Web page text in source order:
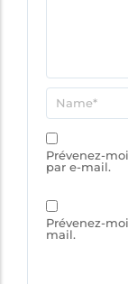
Prévenez-
par e-mail.
Prévenez-
mail.